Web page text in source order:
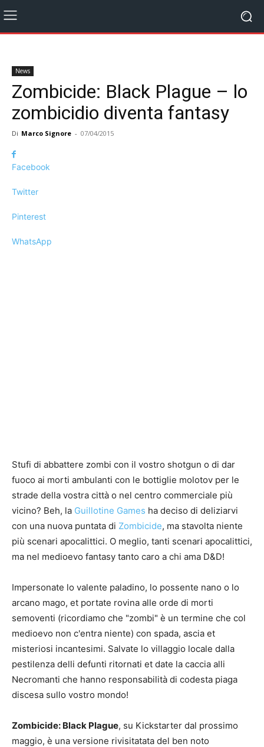
News
Zombicide: Black Plague – lo
zombicidio diventa fantasy
Di Marco Signore - 07/04/2015
Facebook
Twitter
Pinterest
WhatsApp
Stufi di abbattere zombi con il vostro shotgun o di dar
fuoco ai morti ambulanti con le bottiglie molotov per le
strade della vostra città o nel centro commerciale più
vicino? Beh, la Guillotine Games ha deciso di deliziarvi
con una nuova puntata di Zombicide, ma stavolta niente
più scenari apocalittici. O meglio, tanti scenari apocalittici,
ma nel medioevo fantasy tanto caro a chi ama D&D!
Impersonate lo valente paladino, lo possente nano o lo
arcano mago, et portate rovina alle orde di morti
semoventi (ricordiamo che "zombi" è un termine che col
medioevo non c'entra niente) con spada, ascia et
misteriosi incantesimi. Salvate lo villaggio locale dalla
pestilenza delli defunti ritornati et date la caccia alli
Necromanti che hanno responsabilità di codesta piaga
discesa sullo vostro mondo!
Zombicide: Black Plague, su Kickstarter dal prossimo
maggio, è una versione rivisitatata del ben noto